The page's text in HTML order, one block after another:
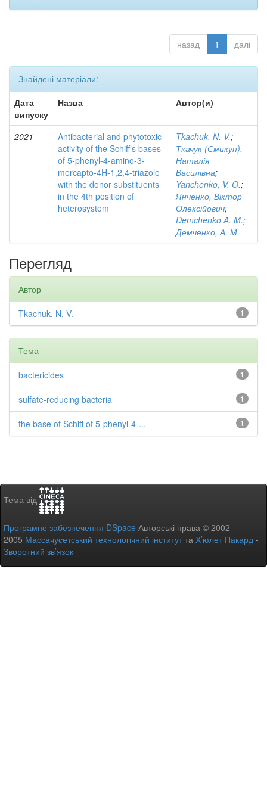
назад 1 далі
Знайдені матеріали:
Дата
випуску
Назва Автор(и)
2021
Antibacterial and phytotoxic
activity of the Schiff’s bases
of 5-phenyl-4-amino-3-
mercapto-4H-1,2,4-triazole
with the donor substituents
in the 4th position of
heterosystem
Tkachuk, N. V.;
Ткачук (Смикун),
Наталія
Василівна;
Yanchenko, V. O.;
Янченко, Віктор
Олексійович;
Demchenko A. M.;
Демченко, А. М.
Перегляд
Автор
1
Tkachuk, N. V.
Тема
1
bactericides
1
sulfate-reducing bacteria
1
the base of Schiff of 5-phenyl-4-...
Тема від
Програмне забезпечення DSpace Авторські права © 2002-
2005 Массачусетський технологічний інститутта Х’юлет Пакард -
Зворотний зв’язок